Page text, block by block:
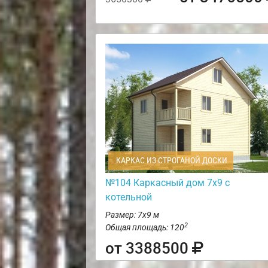
КАРКАС ИЗ СТРОГАНОЙ ДОСКИ
№104 Каркасный дом 7х9 с
котельной
Размер: 7х9 м
Общая площадь: 1202
от 3388500